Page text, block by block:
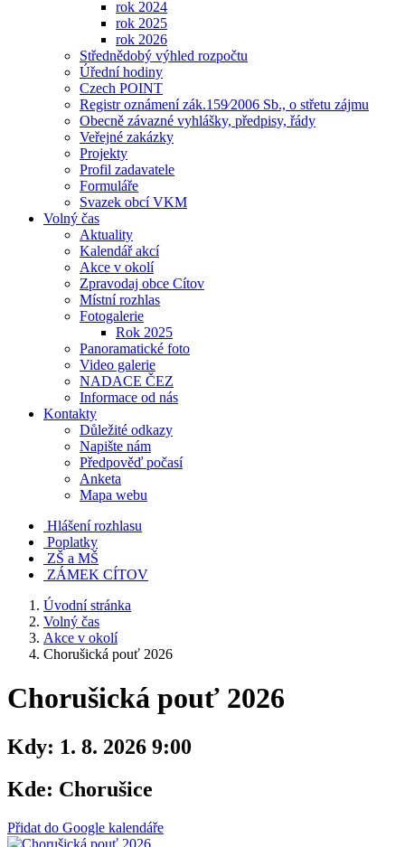
rok 2024
rok 2025
rok 2026
Střednědobý výhled rozpočtu
Úřední hodiny
Czech POINT
Registr oznámení zák.159⁄2006 Sb., o střetu zájmu
Obecně závazné vyhlášky, předpisy, řády
Veřejné zakázky
Projekty
Profil zadavatele
Formuláře
Svazek obcí VKM
Volný čas
Aktuality
Kalendář akcí
Akce v okolí
Zpravodaj obce Cítov
Místní rozhlas
Fotogalerie
Rok 2025
Panoramatické foto
Video galerie
NADACE ČEZ
Informace od nás
Kontakty
Důležité odkazy
Napište nám
Předpověď počasí
Anketa
Mapa webu
Hlášení rozhlasu
Poplatky
ZŠ a MŠ
ZÁMEK CÍTOV
Úvodní stránka
Volný čas
Akce v okolí
Chorušická pouť 2026
Chorušická pouť 2026
Kdy: 1. 8. 2026 9:00
Kde: Chorušice
Přidat do Google kalendáře